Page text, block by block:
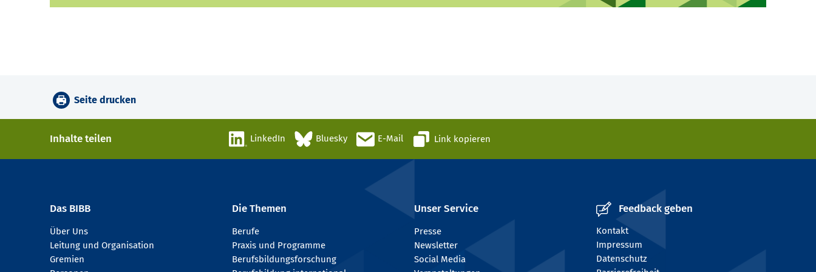
Seite drucken
Inhalte teilen LinkedIn Bluesky E-Mail Link kopieren
Das BIBB
Über Uns
Leitung und Organisation
Gremien
Die Themen
Berufe
Praxis und Programme
Berufsbildungsforschung
Unser Service
Presse
Newsletter
Social Media
Feedback geben
Kontakt
Impressum
Datenschutz